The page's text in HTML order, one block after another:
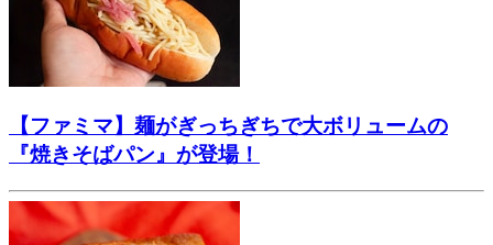
【ファミマ】麺がぎっちぎちで大ボリュームの
『焼きそばパン』が登場！